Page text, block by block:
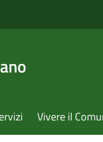
Vivere il